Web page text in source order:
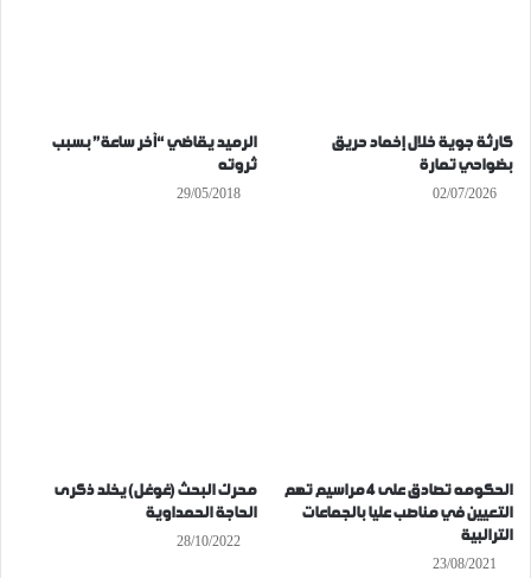
كارثة جوية خلال إخماد حريق
بضواحي تمارة
02/07/2026
الرميد يقاضي “آخر ساعة” بسبب
ثروته
29/05/2018
الحكومه تصادق على 4 مراسيم تهم
التعيين في مناصب عليا بالجماعات
الترالبية
23/08/2021
محرك البحث (غوغل) يخلد ذكرى
الحاجة الحمداوية
28/10/2022